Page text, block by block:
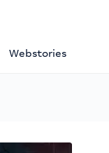
Webstories